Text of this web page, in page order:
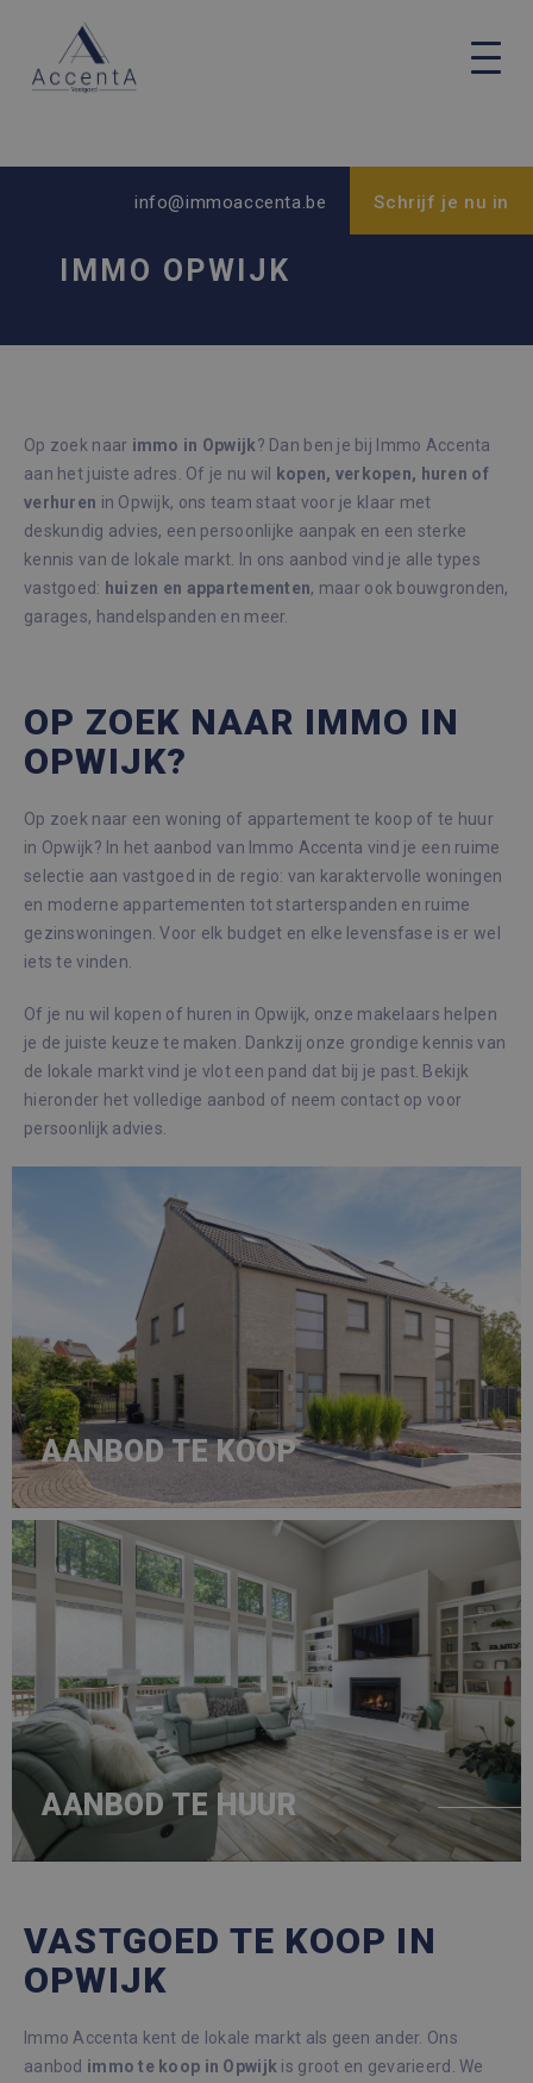
info@immoaccenta.be Schrijf je nu in
IMMO OPWIJK
Op zoek naar immo in Opwijk? Dan ben je bij Immo Accenta
aan het juiste adres. Of je nu wil
kopen, verkopen, huren of
verhuren in Opwijk, ons team staat voor je klaar met
deskundig advies, een persoonlijke aanpak en een sterke
kennis van de lokale markt. In ons aanbod vind je alle types
vastgoed: huizen en appartementen, maar ook bouwgronden,
garages, handelspanden en meer.
OP ZOEK NAAR IMMO IN
OPWIJK?
Op zoek naar een woning of appartement te koop of te huur
in Opwijk? In het aanbod van Immo Accenta vind je een ruime
selectie aan vastgoed in de regio: van karaktervolle woningen
en moderne appartementen tot starterspanden en ruime
gezinswoningen. Voor elk budget en elke levensfase is er wel
iets te vinden.
Of je nu wil kopen of huren in Opwijk, onze makelaars helpen
je de juiste keuze te maken. Dankzij onze grondige kennis van
de lokale markt vind je vlot een pand dat bij je past. Bekijk
hieronder het volledige aanbod of neem contact op voor
persoonlijk advies.
AANBOD TE KOOP
AANBOD TE HUUR
VASTGOED TE KOOP IN
OPWIJK
Immo Accenta kent de lokale markt als geen ander. Ons
aanbod immo te koop in Opwijk is groot en gevarieerd. We